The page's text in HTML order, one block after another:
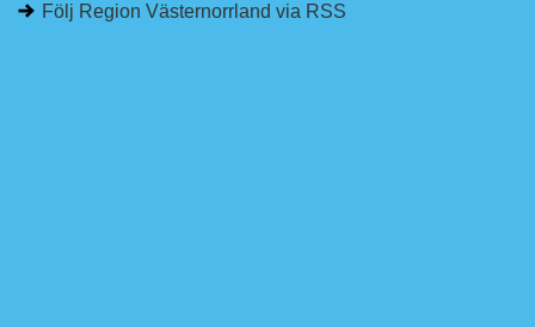
Följ Region Västernorrland via RSS